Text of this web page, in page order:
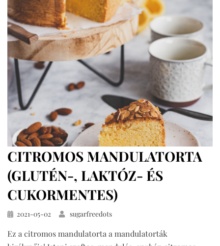
mindenmentes)
CITROMOS MANDULATORTA
(GLUTÉN-, LAKTÓZ- ÉS
CUKORMENTES)
Közzétéve
2021-05-02 sugarfreedots
Ez a citromos mandulatorta a mandulatorták